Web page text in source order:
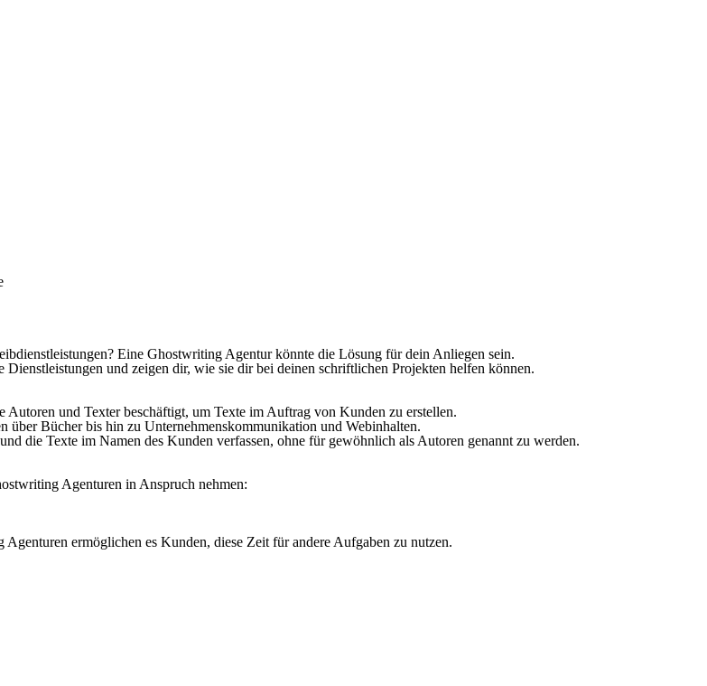
Eine Ghostwriting Agentur könnte die Lösung für dein Anliegen sein.
und zeigen dir, wie sie dir bei deinen schriftlichen Projekten helfen können.
und Texter beschäftigt, um Texte im Auftrag von Kunden zu erstellen.
über Bücher bis hin zu Unternehmenskommunikation und Webinhalten.
die Texte im Namen des Kunden verfassen, ohne für gewöhnlich als Autoren genannt zu werden.
Agenturen in Anspruch nehmen:
ermöglichen es Kunden, diese Zeit für andere Aufgaben zu nutzen.